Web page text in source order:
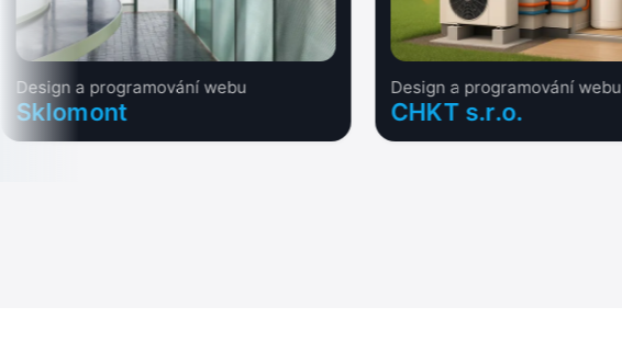
Design a programování webu
Sklomont
Design a programování webu
CHKT s.r.o.